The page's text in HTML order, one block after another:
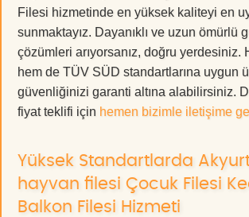
Filesi hizmetinde en yüksek kaliteyi en
sunmaktayız. Dayanıklı ve uzun ömürlü
çözümleri arıyorsanız, doğru yerdesiniz.
hem de TÜV SÜD standartlarına uygun
güvenliğinizi garanti altına alabilirsiniz.
fiyat teklifi için hemen bizimle iletişime
Yüksek Standartlarda Akyurt
hayvan filesi Çocuk Filesi
Balkon Filesi Hizmeti